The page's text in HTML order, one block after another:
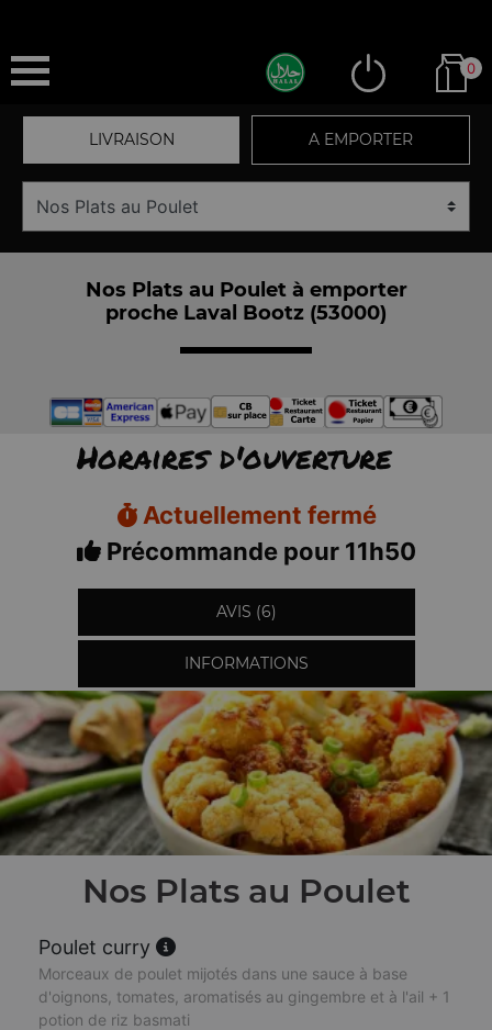
0
LIVRAISON A EMPORTER
Nos Plats au Poulet à emporter
proche Laval Bootz (53000)
Horaires d'ouverture
Actuellement fermé
Précommande pour 11h50
AVIS (6)
INFORMATIONS
Nos Plats au Poulet
Poulet curry
Morceaux de poulet mijotés dans une sauce à base
d'oignons, tomates, aromatisés au gingembre et à l'ail + 1
potion de riz basmati